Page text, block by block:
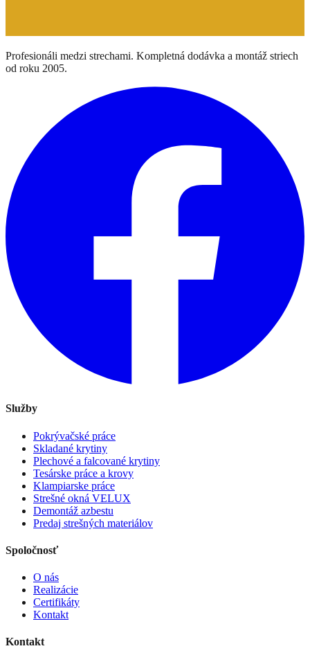
Profesionáli medzi strechami. Kompletná dodávka a montáž striech
od roku 2005.
Služby
Pokrývačské práce
Skladané krytiny
Plechové a falcované krytiny
Tesárske práce a krovy
Klampiarske práce
Strešné okná VELUX
Demontáž azbestu
Predaj strešných materiálov
Spoločnosť
O nás
Realizácie
Certifikáty
Kontakt
Kontakt